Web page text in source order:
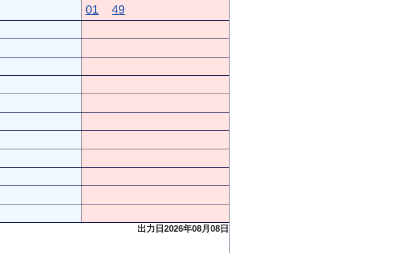
01 49
出力日2026年08月08日